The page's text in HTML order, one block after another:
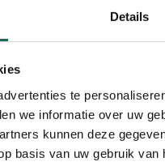
Details
te
we informatie over uw
kunnen deze
basis van uw gebruik van